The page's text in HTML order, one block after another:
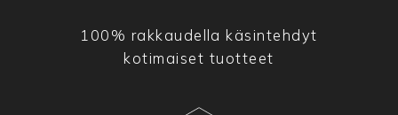
100% rakkaudella käsintehdyt
kotimaiset tuotteet